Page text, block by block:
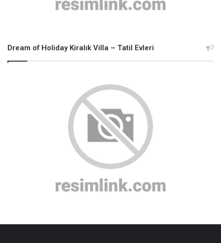
Dream of Holiday Kiralık Villa – Tatil Evleri